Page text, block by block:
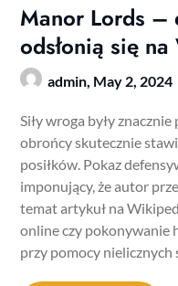
Manor Lords –
odsłonią się
admin, May 2, 2024
Siły wroga były
obrońcy skutecznie
posiłków. Pokaz
imponujący, że autor
temat artykuł na
online czy pokonywanie
przy pomocy nielicznych